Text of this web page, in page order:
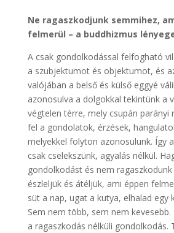
Ne ragaszkodjunk semmihez,
felmerül – a buddhizmus
A csak gondolkodással felfogható
a szubjektumot és objektumot, és
valójában a belső és külső eggyé
azonosulva a dolgokkal tekintünk a
végtelen térre, mely csupán parányi
fel a gondolatok, érzések,
melyekkel folyton azonosulunk. Így
csak cselekszünk, agyalás nélkül.
gondolkodást és nem
észleljük és átéljük, ami éppen
süt a nap, ugat a kutya, elhalad egy
Sem nem több, sem nem kevesebb.
a ragaszkodás nélküli gondolkodás.